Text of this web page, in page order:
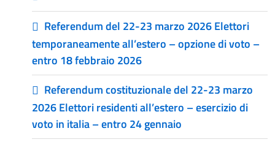
Referendum del 22-23 marzo 2026 Elettori
temporaneamente all’estero – opzione di voto –
entro 18 febbraio 2026
Referendum costituzionale del 22-23 marzo
2026 Elettori residenti all’estero – esercizio di
voto in italia – entro 24 gennaio